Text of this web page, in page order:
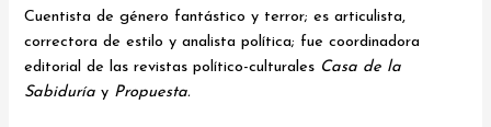
Cuentista de género fantástico y terror; es articulista,
correctora de estilo y analista política; fue coordinadora
editorial de las revistas político-culturales Casa de la
Sabiduríay Propuesta.